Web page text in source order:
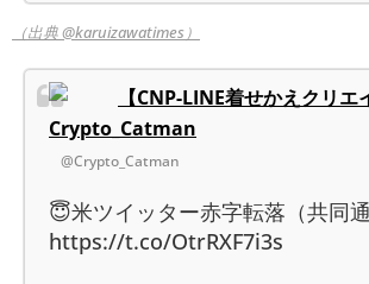
（出典 @karuizawatimes）
【CNP-LINE着せかえクリエ
Crypto_Catman
@Crypto_Catman
😇米ツイッター赤字転落（共同通
https://t.co/OtrRXF7i3s